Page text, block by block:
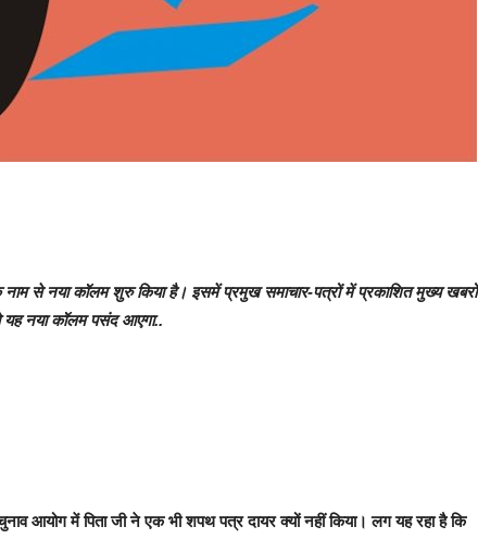
से नया कॉलम शुरु किया है। इसमें प्रमुख समाचार-पत्रों में प्रकाशित मुख्य खबरों
यह नया कॉलम पसंद आएगा..
आयोग में पिता जी ने एक भी शपथ पत्र दायर क्यों नहीं किया। लग यह रहा है कि